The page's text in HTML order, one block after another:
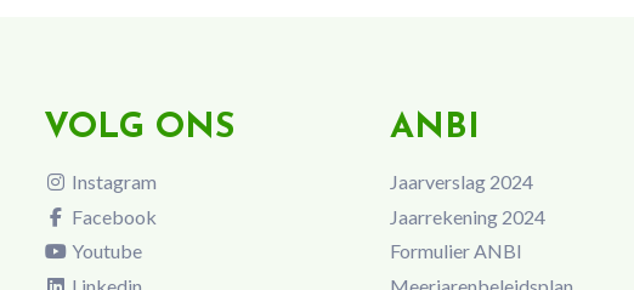
VOLG ONS
Instagram
Facebook
Youtube
ANBI
Jaarverslag 2024
Jaarrekening 2024
Formulier ANBI